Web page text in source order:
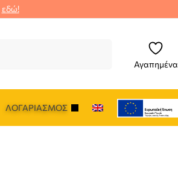
εδώ!
Αγαπημένα
ΛΟΓΑΡΙΑΣΜΌΣ